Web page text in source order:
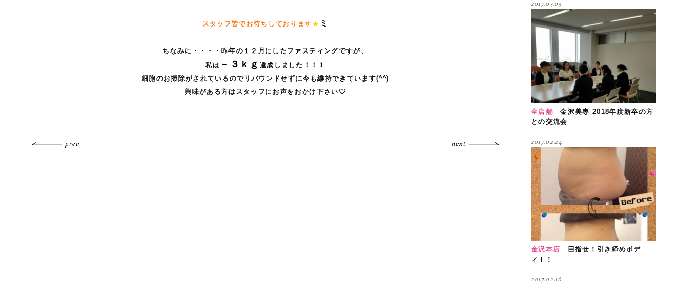
スタッフ皆でお待ちしております★ ミ
ちなみに・・・・昨年の１２月にしたファスティングですが、
私は －３ｋｇ 達成しました ！！！
細胞のお掃除がされているのでリバウンドせずに今も維持できています(^^)
興味がある方はスタッフにお声をおかけ下さい♡
prev next
全店舗
金沢美專 2018年度新卒の方
との交流会
2017.03.03
金沢本店
目指せ！引き締めボデ
ィ！！
2017.02.24
2017.02.16